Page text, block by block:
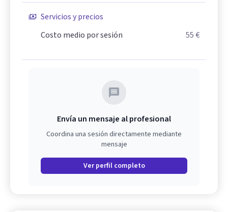
Servicios y precios
Costo medio por sesión
55 €
Envía un mensaje al profesional
Coordina una sesión directamente mediante
mensaje
Ver perfil completo